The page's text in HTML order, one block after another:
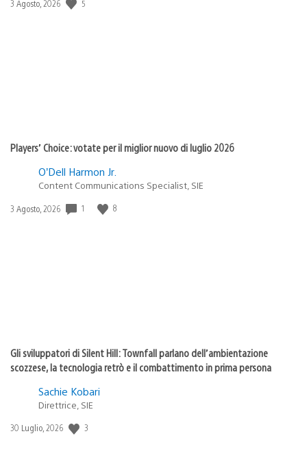
Data
3 Agosto, 2026 5
Players’ Choice: votate per il miglior nuovo di luglio 2026
O’Dell Harmon Jr.
Content Communications Specialist, SIE
Data
3 Agosto, 2026 1 8
Gli sviluppatori di Silent Hill: Townfall parlano dell’ambientazione
scozzese, la tecnologia retrò e il combattimento in prima persona
Sachie Kobari
Direttrice, SIE
Data
30 Luglio, 2026 3